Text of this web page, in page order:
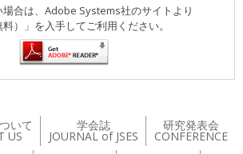
合は、Adobe Systems社のサイトより
）」を入手してご利用ください。
いて
US
学会誌
JOURNAL of JSES
研究発表会
CONFERENCE